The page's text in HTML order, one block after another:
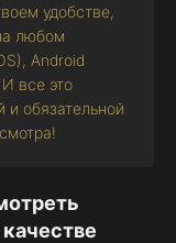
удобстве,
любом
Android
все это
и обязательной